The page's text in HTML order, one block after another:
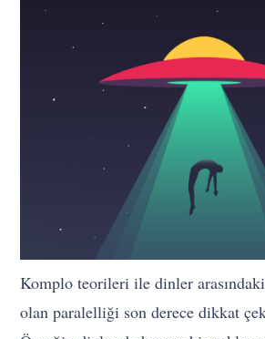
Komplo teorileri ile dinler
olan paralelliği son derece dikkat